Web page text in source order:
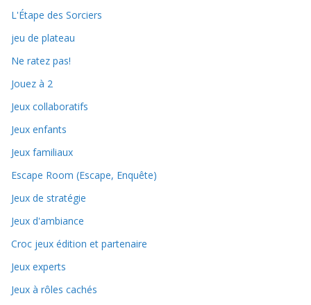
L'Étape des Sorciers
jeu de plateau
Ne ratez pas!
Jouez à 2
Jeux collaboratifs
Jeux enfants
Jeux familiaux
Escape Room (Escape, Enquête)
Jeux de stratégie
Jeux d'ambiance
Croc jeux édition et partenaire
Jeux experts
Jeux à rôles cachés